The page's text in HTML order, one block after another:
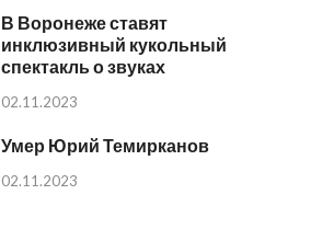
В Воронеже ставят
инклюзивный кукольный
спектакль о звуках
02.11.2023
Умер Юрий Темирканов
02.11.2023